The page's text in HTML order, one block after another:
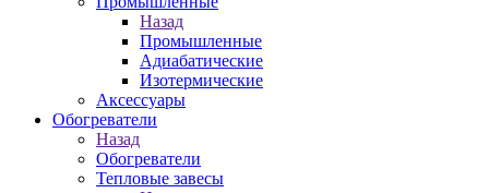
Назад
Промышленныe
Адиабатические
Изотермические
Аксессуары
Обогреватели
Назад
Обогреватели
Тепловые завесы